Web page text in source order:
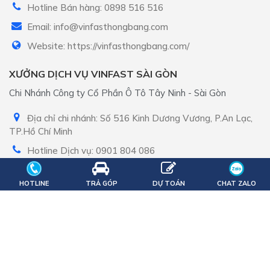
Hotline Bán hàng: 0898 516 516
Email: info@vinfasthongbang.com
Website: https://vinfasthongbang.com/
XƯỞNG DỊCH VỤ VINFAST SÀI GÒN
Chi Nhánh Công ty Cổ Phần Ô Tô Tây Ninh - Sài Gòn
Địa chỉ chi nhánh: Số 516 Kinh Dương Vương, P.An Lạc,
TP.Hồ Chí Minh
Hotline Dịch vụ: 0901 804 086
Email: info@vinfastsaigon.net.vn
Website: vinfastsaigon.net.vn
HOTLINE TRẢ GÓP DỰ TOÁN CHAT ZALO